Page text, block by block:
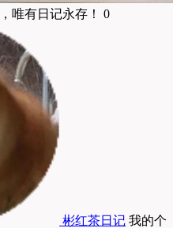
唯有日记永存！ 0
彬红茶日记 我的个